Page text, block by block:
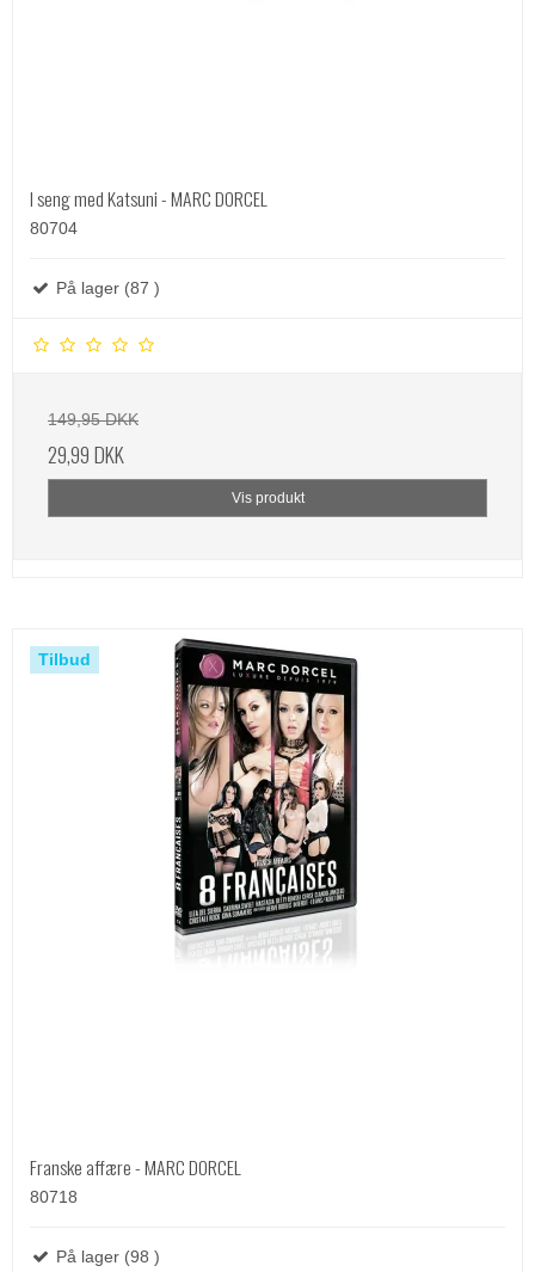
I seng med Katsuni - MARC DORCEL
80704
På lager (87 )
149,95 DKK
29,99 DKK
Vis produkt
Tilbud
Franske affære - MARC DORCEL
80718
På lager (98 )